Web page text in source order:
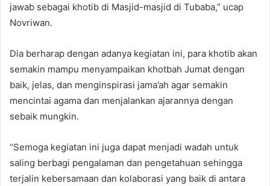
jawab sebagai khotib di Masjid-masjid di Tubaba,” ucap
Novriwan.
Dia berharap dengan adanya kegiatan ini, para khotib akan
semakin mampu menyampaikan khotbah Jumat dengan
baik, jelas, dan menginspirasi jama’ah agar semakin
mencintai agama dan menjalankan ajarannya dengan
sebaik mungkin.
“Semoga kegiatan ini juga dapat menjadi wadah untuk
saling berbagi pengalaman dan pengetahuan sehingga
terjalin kebersamaan dan kolaborasi yang baik di antara